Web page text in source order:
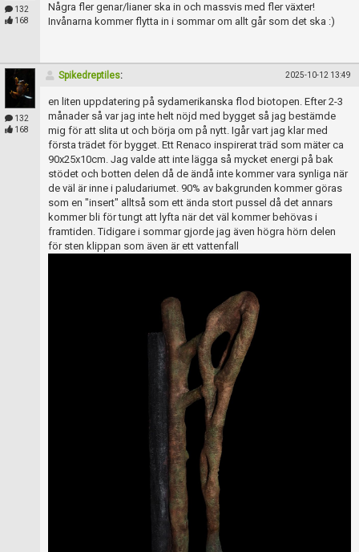
132
168
Några fler genar/lianer ska in och massvis med fler växter!
Invånarna kommer flytta in i sommar om allt går som det ska :)
132
168
Spikedreptiles: 2025-10-12 13:49
en liten uppdatering på sydamerikanska flod biotopen. Efter 2-3
månader så var jag inte helt nöjd med bygget så jag bestämde
mig för att slita ut och börja om på nytt. Igår vart jag klar med
första trädet för bygget. Ett Renaco inspirerat träd som mäter ca
90x25x10cm. Jag valde att inte lägga så mycket energi på bak
stödet och botten delen då de ändå inte kommer vara synliga när
de väl är inne i paludariumet. 90% av bakgrunden kommer göras
som en "insert" alltså som ett ända stort pussel då det annars
kommer bli för tungt att lyfta när det väl kommer behövas i
framtiden. Tidigare i sommar gjorde jag även högra hörn delen
för sten klippan som även är ett vattenfall